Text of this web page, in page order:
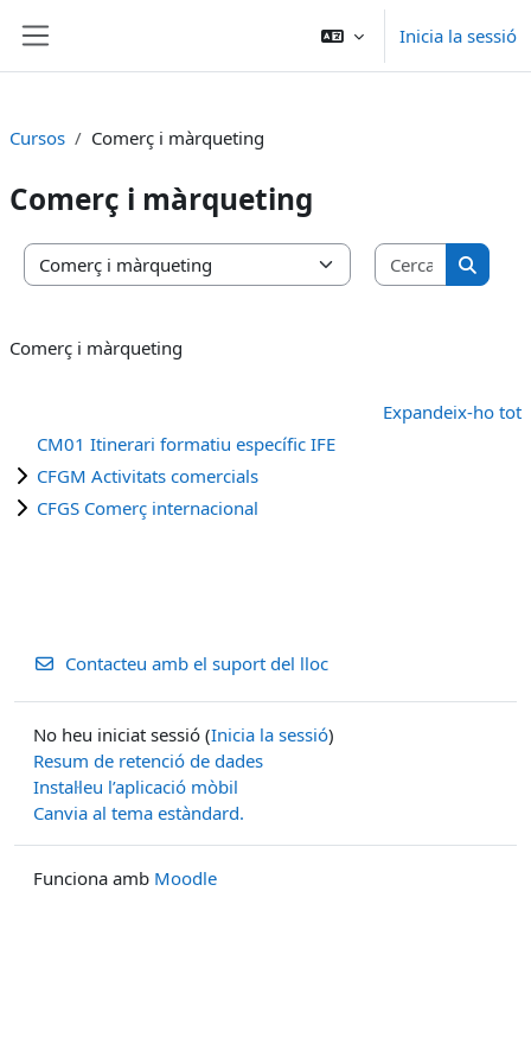
Inicia la sessió
Cursos Comerç i màrqueting
Comerç i màrqueting
Categories de cursos
Cerca
Cerca
Comerç i màrqueting
Expandeix-ho tot
CM01 Itinerari formatiu específic IFE
CFGM Activitats comercials
CFGS Comerç internacional
Contacteu amb el suport del lloc
No heu iniciat sessió (Inicia la sessió)
Resum de retenció de dades
Instal·leu l’aplicació mòbil
Canvia al tema estàndard.
Funciona amb Moodle